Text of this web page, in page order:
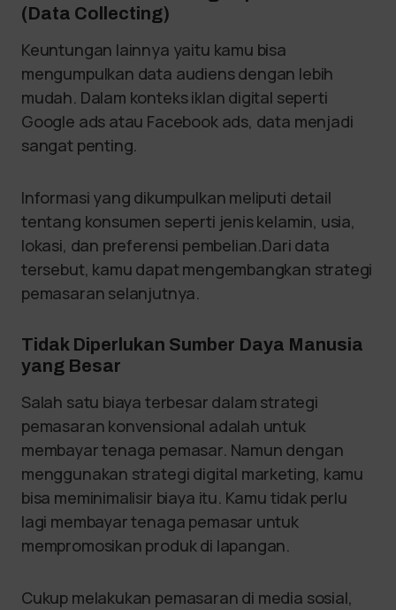
(Data Collecting)
Keuntungan lainnya yaitu kamu bisa
mengumpulkan data audiens dengan lebih
mudah. Dalam konteks iklan digital seperti
Google ads atau Facebook ads, data menjadi
sangat penting.
Informasi yang dikumpulkan meliputi detail
tentang konsumen seperti jenis kelamin, usia,
lokasi, dan preferensi pembelian.Dari data
tersebut, kamu dapat mengembangkan strategi
pemasaran selanjutnya.
Tidak Diperlukan Sumber Daya Manusia
yang Besar
Salah satu biaya terbesar dalam strategi
pemasaran konvensional adalah untuk
membayar tenaga pemasar. Namun dengan
menggunakan strategi digital marketing, kamu
bisa meminimalisir biaya itu. Kamu tidak perlu
lagi membayar tenaga pemasar untuk
mempromosikan produk di lapangan.
Cukup melakukan pemasaran di media sosial,